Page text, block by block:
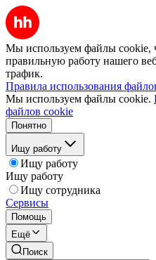
Мы используем файлы cookie,
правильную работу нашего
трафик.
Правила использования
Мы используем файлы cookie.
файлов cookie
Понятно
Ищу работу
Ищу работу
Ищу работу
Ищу сотрудника
Сервисы
Помощь
Ещё
Поиск